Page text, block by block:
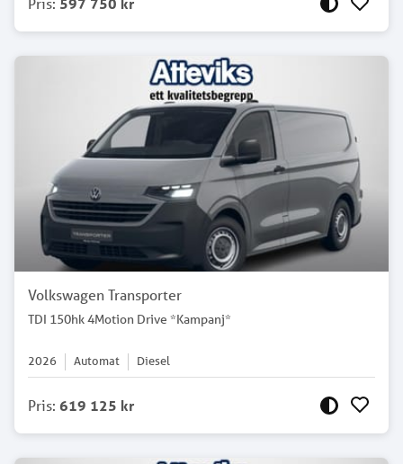
Volkswagen Transporter
TDI 150hk 4Motion Drive *Kampanj*
2026 Automat Diesel
Pris: 619 125 kr